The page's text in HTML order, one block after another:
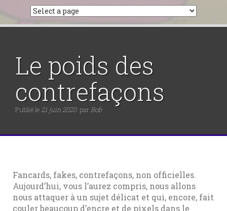
Le poids des
contrefaçons
Publié le 21 juin 2020 par Bob
Fancards, fakes, contrefaçons, non officielles.
Aujourd’hui, vous l’aurez compris, nous allons
nous attaquer à un sujet délicat et qui, encore, fait
couler beaucoup d’encre et de pixels dans le